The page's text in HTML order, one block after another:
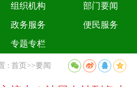
组织机构
部门要闻
政务服务
便民服务
专题专栏
: 首页>>要闻